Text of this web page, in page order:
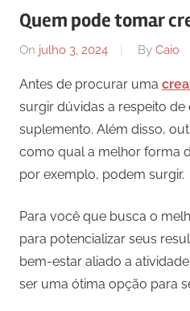
Quem pode tomar
On julho 3, 2024 By Caio
Antes de procurar uma
surgir dúvidas a respeito
suplemento. Além disso,
como qual a melhor forma
por exemplo, podem surgir.
Para você que busca o
para potencializar seus
bem-estar aliado a
ser uma ótima opção para